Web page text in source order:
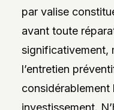
par valise
avant toute
significativement,
l’entretien
considérablement